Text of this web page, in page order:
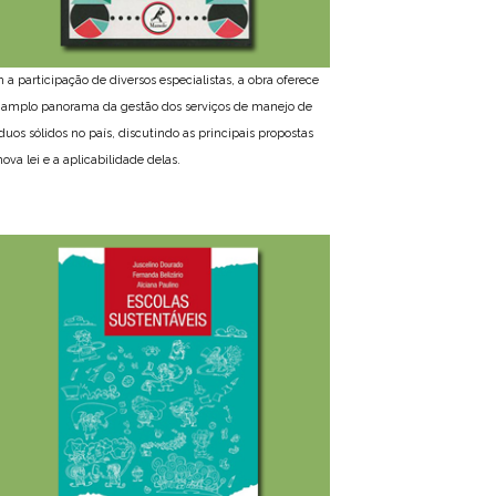
a participação de diversos especialistas, a obra oferece
panorama da gestão dos serviços de manejo de
sólidos no país, discutindo as principais propostas
lei e a aplicabilidade delas.